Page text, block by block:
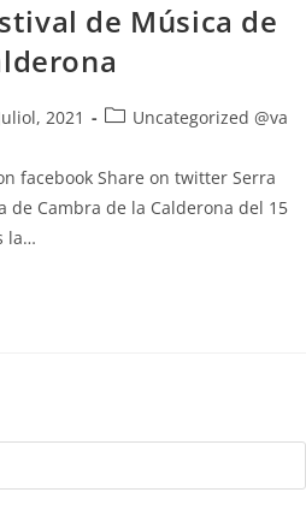
de Música de
2021 Uncategorized @va
facebook Share on twitter Serra
de Cambra de la Calderona del 15
la…